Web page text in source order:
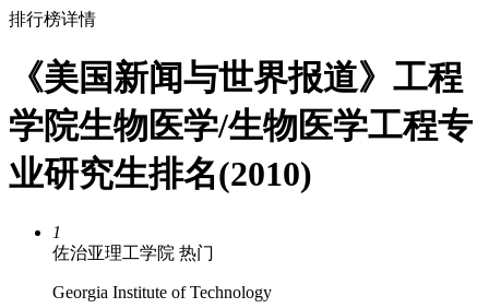
排行榜详情
《美国新闻与世界报道》工程
学院生物医学/生物医学工程专
业研究生排名(2010)
1
佐治亚理工学院 热门
Georgia Institute of Technology